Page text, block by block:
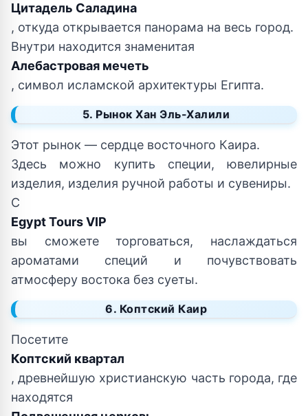
Цитадель Саладина
, откуда открывается панорама на весь город.
Внутри находится знаменитая
Алебастровая мечеть
, символ исламской архитектуры Египта.
5. Рынок Хан Эль-Халили
Этот рынок — сердце восточного Каира.
Здесь можно купить специи, ювелирные
изделия, изделия ручной работы и сувениры.
С
Egypt Tours VIP
вы сможете торговаться, наслаждаться
ароматами специй и почувствовать
атмосферу востока без суеты.
6. Коптский Каир
Посетите
Коптский квартал
, древнейшую христианскую часть города, где
находятся